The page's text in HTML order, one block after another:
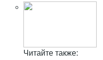
Читайте также: